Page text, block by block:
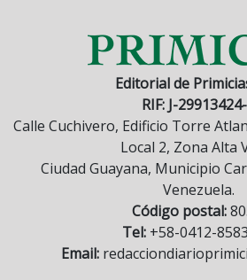
Editorial de
RIF: J-
Calle Cuchivero, Edificio Torre
Local 2, Zona Alta
Ciudad Guayana, Municipio
Venezuela.
Código postal:
Tel:+58-0412-
Email: